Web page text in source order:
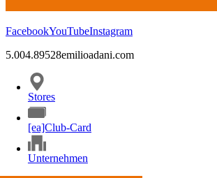
FacebookYouTubeInstagram
5.004.89528emilioadani.com
Stores
[ea]Club-Card
Unternehmen